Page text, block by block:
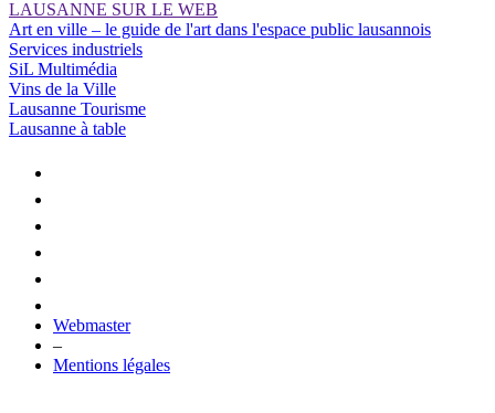
LAUSANNE SUR LE WEB
Art en ville – le guide de l'art dans l'espace public lausannois
Services industriels
SiL Multimédia
Vins de la Ville
Lausanne Tourisme
Lausanne à table
Webmaster
–
Mentions légales